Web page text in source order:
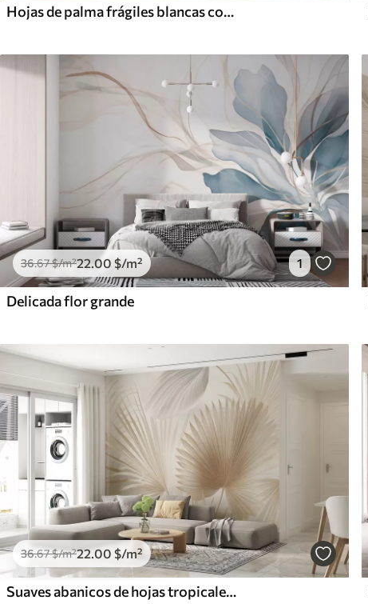
Hojas de palma frágiles blancas con textura grunge
36.67$/m²22.00 $/m² 1
Delicada flor grande
36.67$/m²22.00 $/m²
Suaves abanicos de hojas tropicales en tonos beige claro y azulados